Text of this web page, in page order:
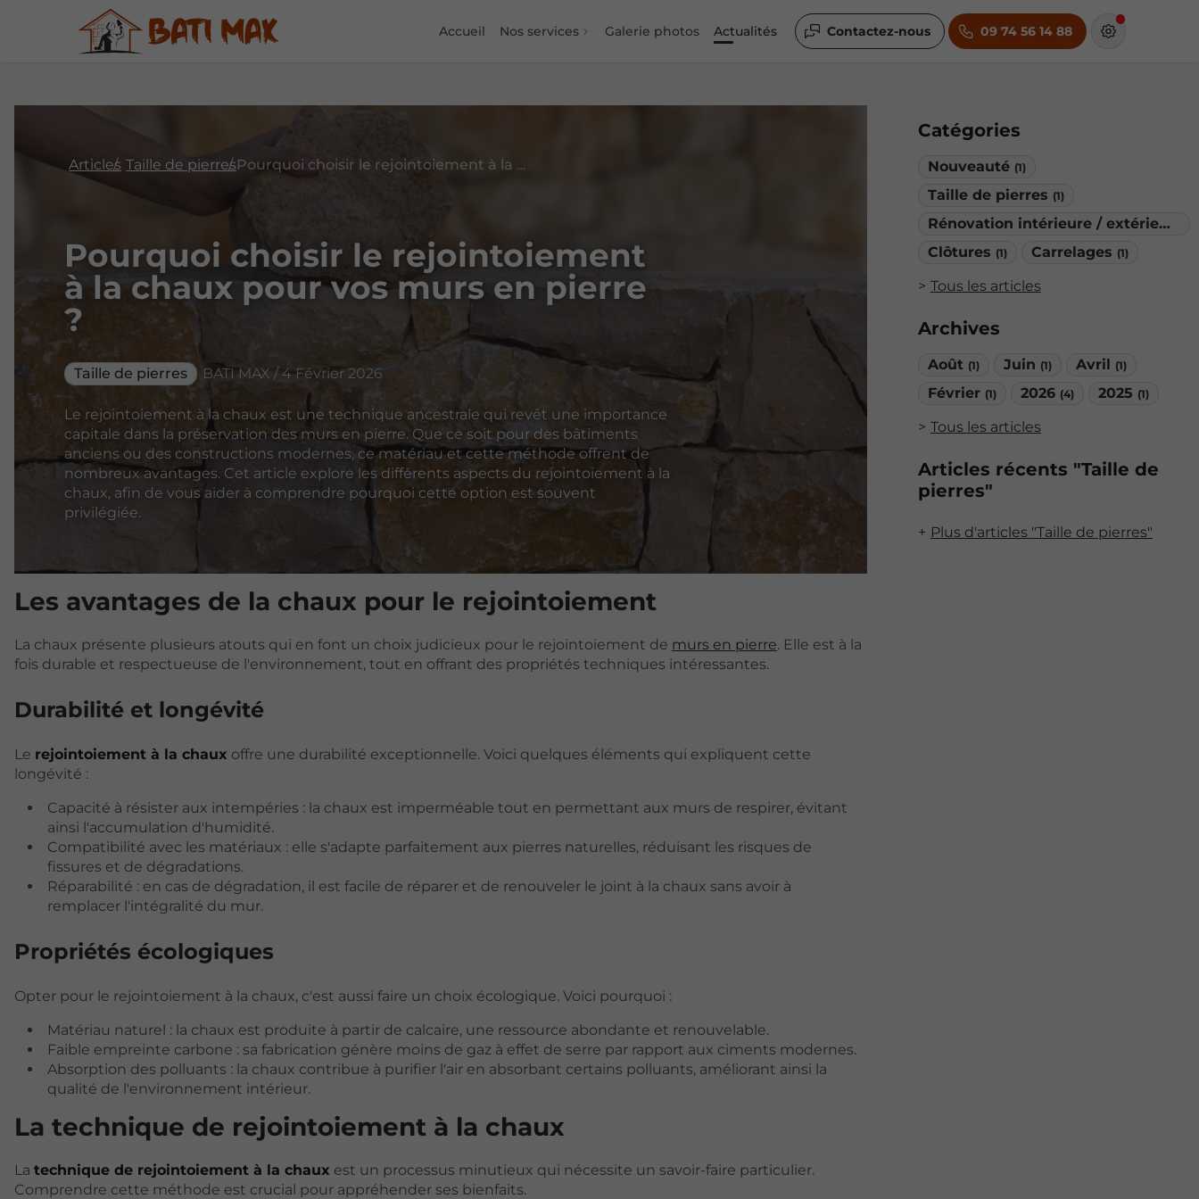
Accueil Nos services Galerie photos Actualités Contactez-nous 09 74 56 14 88
Catégories
Nouveauté (1)
Taille de pierres (1)
Rénovation intérieure / extérieure
Clôtures (1) Carrelages (1)
Tous les articles
Archives
Août (1) Juin (1) Avril (1)
Février (1) 2026 (4) 2025 (1)
Tous les articles
Articles récents "Taille de
pierres"
Plus d'articles "Taille de pierres"
Articles Taille de pierres Pourquoi choisir le rejointoiement à la chaux pour vos murs en pierre ?
Pourquoi choisir le rejointoiement
à la chaux pour vos murs en pierre
?
Taille de pierres BATI MAX / 4 Février 2026
Le rejointoiement à la chaux est une technique ancestrale qui revêt une importance
capitale dans la préservation des murs en pierre. Que ce soit pour des bâtiments
anciens ou des constructions modernes, ce matériau et cette méthode offrent de
nombreux avantages. Cet article explore les différents aspects du rejointoiement à la
chaux, afin de vous aider à comprendre pourquoi cette option est souvent
privilégiée.
Les avantages de la chaux pour le rejointoiement
La chaux présente plusieurs atouts qui en font un choix judicieux pour le rejointoiement de murs en pierre. Elle est à la
fois durable et respectueuse de l'environnement, tout en offrant des propriétés techniques intéressantes.
Durabilité et longévité
Le rejointoiement à la chaux offre une durabilité exceptionnelle. Voici quelques éléments qui expliquent cette
longévité :
Capacité à résister aux intempéries : la chaux est imperméable tout en permettant aux murs de respirer, évitant
ainsi l'accumulation d'humidité.
Compatibilité avec les matériaux : elle s'adapte parfaitement aux pierres naturelles, réduisant les risques de
fissures et de dégradations.
Réparabilité : en cas de dégradation, il est facile de réparer et de renouveler le joint à la chaux sans avoir à
remplacer l'intégralité du mur.
Propriétés écologiques
Opter pour le rejointoiement à la chaux, c'est aussi faire un choix écologique. Voici pourquoi :
Matériau naturel : la chaux est produite à partir de calcaire, une ressource abondante et renouvelable.
Faible empreinte carbone : sa fabrication génère moins de gaz à effet de serre par rapport aux ciments modernes.
Absorption des polluants : la chaux contribue à purifier l'air en absorbant certains polluants, améliorant ainsi la
qualité de l'environnement intérieur.
La technique de rejointoiement à la chaux
La technique de rejointoiement à la chaux est un processus minutieux qui nécessite un savoir-faire particulier.
Comprendre cette méthode est crucial pour appréhender ses bienfaits.